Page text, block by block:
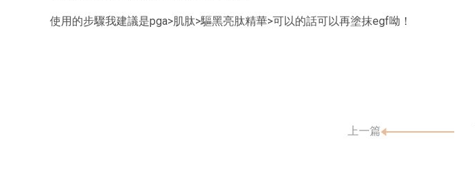
使用的步驟我建議是pga>肌肽>驅黑亮肽精華>可以的話可以再塗抹egf呦！
上一篇